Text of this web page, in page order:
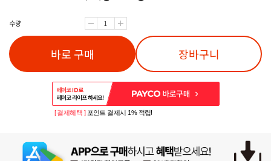
수량
바로 구매 장바구니
[ 결제혜택 ] 포인트 결제시 1% 적립!